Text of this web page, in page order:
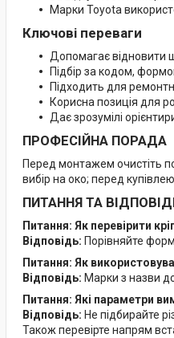
Марки Toyota
Ключові переваги
Допомагає відновити
Підбір за кодом,
Підходить для
Корисна позиція для
Дає зрозумілі
ПРОФЕСІЙНА ПОРАДА
Перед монтажем очистіть
вибір на око; перед
ПИТАННЯ ТА
Питання: Як перевірити
Відповідь: Порівняйте
Питання: Як
Відповідь: Марки з назви
Питання: Які параметри
Відповідь: Не підбирайте
Також перевірте напрям